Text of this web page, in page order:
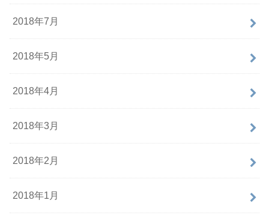
2018年7月
2018年5月
2018年4月
2018年3月
2018年2月
2018年1月